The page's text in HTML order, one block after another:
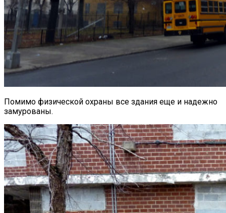
Помимо физической охраны все здания еще и надежно
замурованы.